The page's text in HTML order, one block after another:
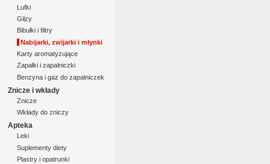
Lufki
Gilzy
Bibułki i filtry
Nabijarki, zwijarki i młynki
Karty aromatyzujące
Zapałki i zapalniczki
Benzyna i gaz do zapalniczek
Znicze i wkłady
Znicze
Wkłady do zniczy
Apteka
Leki
Suplementy diety
Plastry i opatrunki